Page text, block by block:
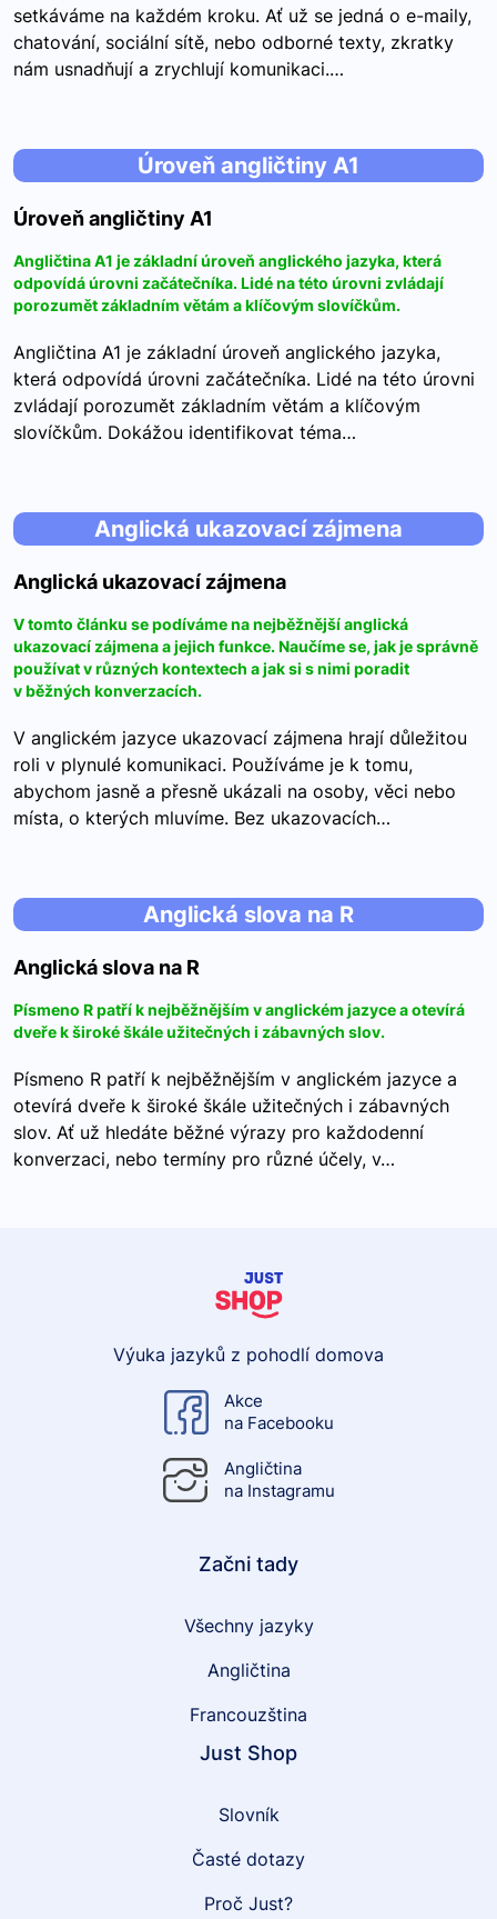
setkáváme na každém kroku. Ať už se jedná o e-maily,
chatování, sociální sítě, nebo odborné texty, zkratky
nám usnadňují a zrychlují komunikaci.…
Úroveň angličtiny A1
Úroveň angličtiny A1
Angličtina A1 je základní úroveň anglického jazyka, která
odpovídá úrovni začátečníka. Lidé na této úrovni zvládají
porozumět základním větám a klíčovým slovíčkům.
Angličtina A1 je základní úroveň anglického jazyka,
která odpovídá úrovni začátečníka. Lidé na této úrovni
zvládají porozumět základním větám a klíčovým
slovíčkům. Dokážou identifikovat téma…
Anglická ukazovací zájmena
Anglická ukazovací zájmena
V tomto článku se podíváme na nejběžnější anglická
ukazovací zájmena a jejich funkce. Naučíme se, jak je správně
používat v různých kontextech a jak si s nimi poradit
v běžných konverzacích.
V anglickém jazyce ukazovací zájmena hrají důležitou
roli v plynulé komunikaci. Používáme je k tomu,
abychom jasně a přesně ukázali na osoby, věci nebo
místa, o kterých mluvíme. Bez ukazovacích…
Anglická slova na R
Anglická slova na R
Písmeno R patří k nejběžnějším v anglickém jazyce a otevírá
dveře k široké škále užitečných i zábavných slov.
Písmeno R patří k nejběžnějším v anglickém jazyce a
otevírá dveře k široké škále užitečných i zábavných
slov. Ať už hledáte běžné výrazy pro každodenní
konverzaci, nebo termíny pro různé účely, v…
Výuka jazyků z pohodlí domova
Akce
na Facebooku
Angličtina
na Instagramu
Začni tady
Všechny jazyky
Angličtina
Francouzština
Just Shop
Slovník
Časté dotazy
Proč Just?